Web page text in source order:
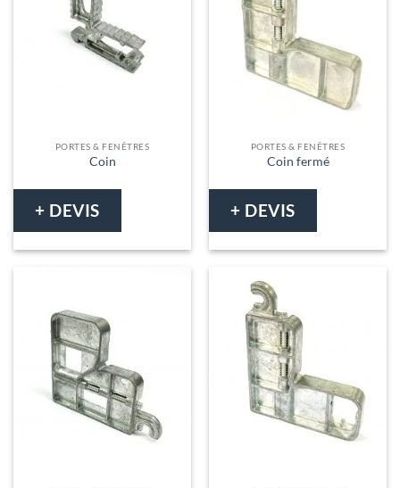
PORTES & FENÊTRES
Coin
+ DEVIS
PORTES & FENÊTRES
Coin fermé
+ DEVIS